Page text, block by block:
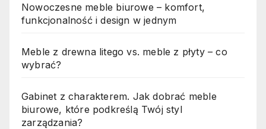
Nowoczesne meble biurowe – komfort,
funkcjonalność i design w jednym
Meble z drewna litego vs. meble z płyty – co
wybrać?
Gabinet z charakterem. Jak dobrać meble
biurowe, które podkreślą Twój styl
zarządzania?